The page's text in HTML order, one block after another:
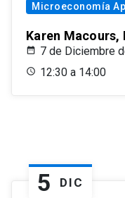
Microeconomía
Karen
7 de Diciembre
12:30 a 14:00
5 DIC